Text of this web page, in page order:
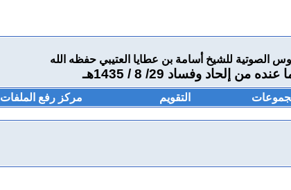
الصوتية للشيخ أسامة بن عطايا العتيبي حفظه الله
وفساد 29/ 8 / 1435هـ
التقويم مركز رفع الملفات